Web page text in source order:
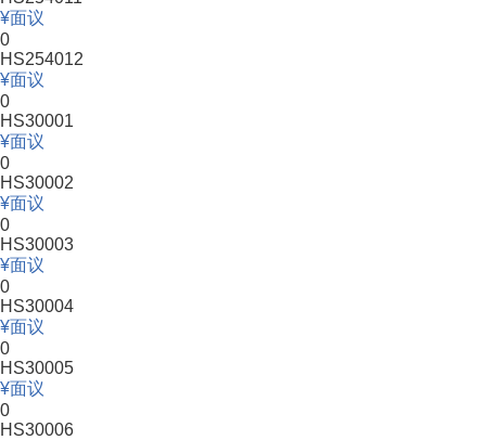
面议
0
HS254012
面议
0
HS30001
面议
0
HS30002
面议
0
HS30003
面议
0
HS30004
面议
0
HS30005
面议
0
HS30006